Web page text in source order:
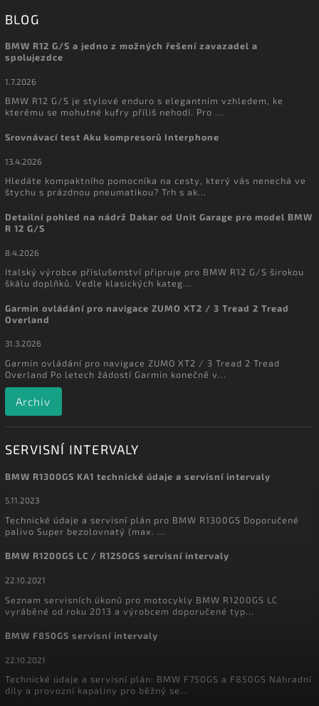
BLOG
BMW R12 G/S a jedno z možných řešení zavazadel a
spolujezdce
1.7.2026
BMW R12 G/S je stylové enduro s elegantním vzhledem, ke
kterému se mohutné kufry příliš nehodí. Pro ...
Srovnávací test Aku kompresorů Interphone
13.4.2026
Hledáte kompaktního pomocníka na cesty, který vás nenechá ve
štychu s prázdnou pneumatikou? Trh s ak...
Detailní pohled na nádrž Dakar od Unit Garage pro model BMW
R 12 G/S
8.4.2026
Italský výrobce příslušenství připruje pro BMW R12 G/S širokou
škálu doplňků. Vedle klasických kateg...
Garmin ovládání pro navigace ZUMO XT2 / 3 Tread 2 Tread
Overland
31.3.2026
Garmin ovládání pro navigace ZUMO XT2 / 3 Tread 2 Tread
Overland Po letech žádostí Garmin konečně v...
Archiv
SERVISNÍ INTERVALY
BMW R1300GS KA1 technické údaje a servisní intervaly
5.11.2023
Technické údaje a servisní plán pro BMW R1300GS Doporučené
palivo Super bezolovnatý (max. ...
BMW R1200GS LC / R1250GS servisní intervaly
22.10.2021
Seznam servisních úkonů pro motocykly BMW R1200GS LC
vyráběné od roku 2013 a výrobcem doporučené typ...
BMW F850GS servisní intervaly
22.10.2021
Technické údaje a servisní plán: BMW F750GS a F850GS Náhradní
díly a provozní kapaliny pro běžný se...